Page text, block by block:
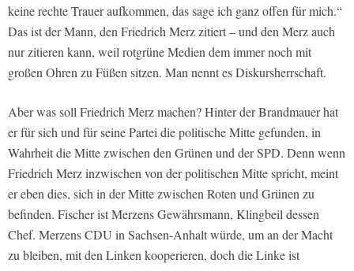
keine rechte Trauer aufkommen, das sage ich ganz offen für mich.“
Das ist der Mann, den Friedrich Merz zitiert – und den Merz auch
nur zitieren kann, weil rotgrüne Medien dem immer noch mit
großen Ohren zu Füßen sitzen. Man nennt es Diskursherrschaft.
Aber was soll Friedrich Merz machen? Hinter der Brandmauer hat
er für sich und für seine Partei die politische Mitte gefunden, in
Wahrheit die Mitte zwischen den Grünen und der SPD. Denn wenn
Friedrich Merz inzwischen von der politischen Mitte spricht, meint
er eben dies, sich in der Mitte zwischen Roten und Grünen zu
befinden. Fischer ist Merzens Gewährsmann, Klingbeil dessen
Chef. Merzens CDU in Sachsen-Anhalt würde, um an der Macht
zu bleiben, mit den Linken kooperieren, doch die Linke ist